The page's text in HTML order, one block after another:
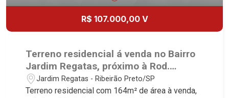
R$ 107.000,00 V
Terreno residencial á venda no Bairro
Jardim Regatas, próximo à Rod.
Anhanguera - Ribeirão Preto/SP.
Jardim Regatas - Ribeirão Preto/SP
Terreno residencial com 164m² de área à venda,